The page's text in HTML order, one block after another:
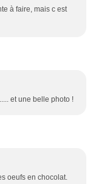
à faire, mais c est
et une belle photo !
oeufs en chocolat.